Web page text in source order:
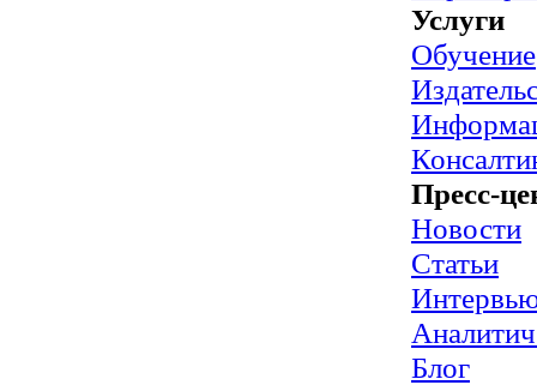
Услуги
Обучение
Пресс-
Новости
Статьи
Блог